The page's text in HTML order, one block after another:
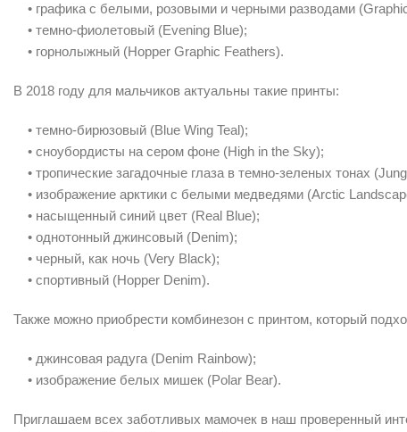
• графика с белыми, розовыми и черными разводами
• темно-фиолетовый (Evening Blue);
• горнолыжный (Hopper Graphic Feathers).
В 2018 году для мальчиков актуальны такие принты:
• темно-бирюзовый (Blue Wing Teal);
• сноубордисты на сером фоне (High in the Sky);
• тропические загадочные глаза в темно-зеленых тонах
• изображение арктики с белыми медведями (Arctic
• насыщенный синий цвет (Real Blue);
• однотонный джинсовый (Denim);
• черный, как ночь (Very Black);
• спортивный (Hopper Denim).
Также можно приобрести комбинезон с принтом, который
• джинсовая радуга (Denim Rainbow);
• изображение белых мишек (Polar Bear).
Приглашаем всех заботливых мамочек в наш проверенный